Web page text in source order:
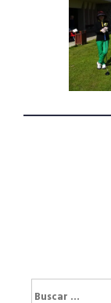
Buscar: